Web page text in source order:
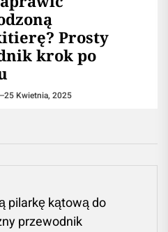
Prosty
krok po
25 Kwietnia, 2025
pilarkę kątową do
przewodnik